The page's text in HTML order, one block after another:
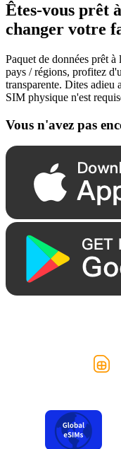
Êtes-vous prêt
changer votre
Paquet de données prêt
pays / régions, profitez
transparente. Dites adieu
SIM physique n'est
Vous n'avez pas